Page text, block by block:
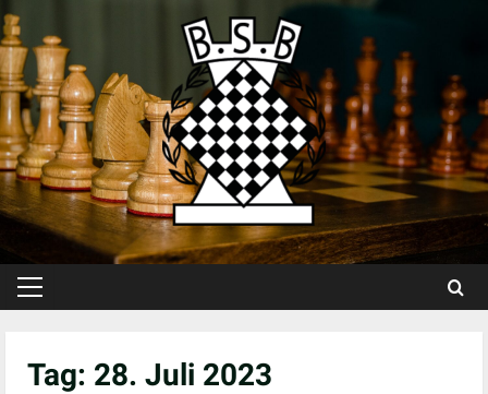
Skip
to
content
Primary
Tag: 28. Juli 2023